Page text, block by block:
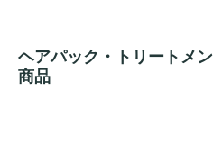
みずみずしさを感じさせる
フルーティー＆グリーン
ヘアパック・トリートメ
商品